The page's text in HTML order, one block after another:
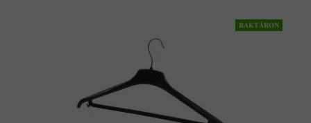
RAKTÁRON